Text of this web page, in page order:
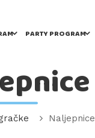
PARTY PROGRAM
Naljepnice